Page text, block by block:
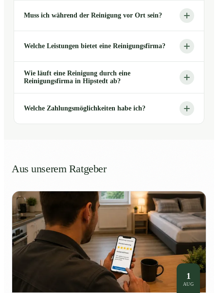
Muss ich während der Reinigung vor Ort sein?
Welche Leistungen bietet eine Reinigungsfirma?
Wie läuft eine Reinigung durch eine
Reinigungsfirma in Hipstedt ab?
Welche Zahlungsmöglichkeiten habe ich?
Aus unserem Ratgeber
1
AUG